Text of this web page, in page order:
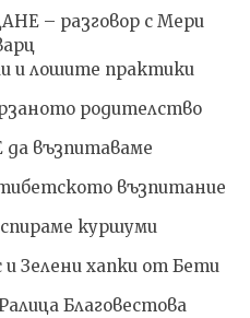
– разговор с Мери
и лошите практики
родителство
възпитаваме
възпитание
куршуми
Зелени хапки от Бети
Благовестова